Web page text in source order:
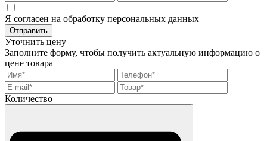
Я согласен на обработку персональных данных
Отправить
Уточнить цену
Заполните форму, чтобы получить актуальную информацию о
цене товара
Количество